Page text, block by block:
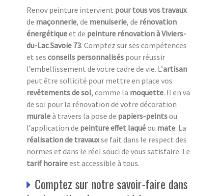
Renov peinture intervient pour tous vos travaux
de maçonnerie, de menuiserie, de rénovation
énergétiqueet de peinture rénovation à Viviers-
du-Lac Savoie 73. Comptez sur ses compétences
et ses conseils personnalisés pour réussir
l’embellissement de votre cadre de vie. L’artisan
peut être sollicité pour mettre en place vos
revêtements de sol, comme la moquette. Il en va
de soi pour la rénovation de votre décoration
muraleà travers la pose de papiers-peintsou
l’application de peinture effet laquéou mate. La
réalisation de travauxse fait dans le respect des
normes et dans le réel souci de vous satisfaire. Le
tarif horaireest accessible à tous.
Comptez sur notre savoir-faire dans